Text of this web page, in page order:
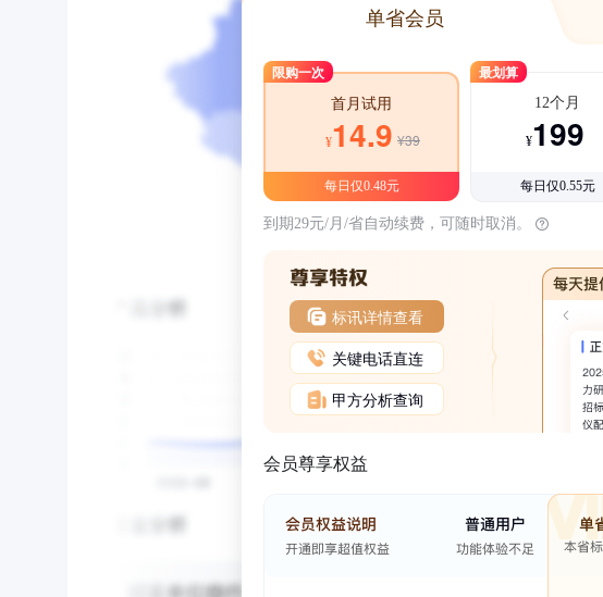
单省会员
限购一次
首月试用
¥14.9 ¥39
每日仅0.48元
最划算
12个月
¥199
每日仅0.55元
到期29元/月/省自动续费，可随时取消。
标讯详情查看
关键电话直连
甲方分析查询
会员尊享权益